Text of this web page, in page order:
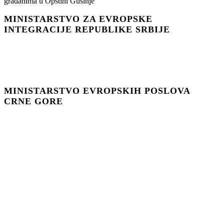
MINISTARSTVO ZA EVROPSKE
INTEGRACIJE REPUBLIKE SRBIJE
MINISTARSTVO EVROPSKIH POSLOVA
CRNЕ GORЕ